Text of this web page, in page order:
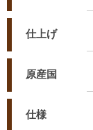
仕上げ
原産国
仕様